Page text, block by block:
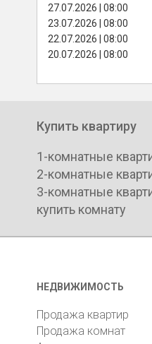
27.07.2026 | 08:00
23.07.2026 | 08:00
22.07.2026 | 08:00
20.07.2026 | 08:00
Купить квартиру
1-комнатные
2-комнатные
3-комнатные
купить комнату
НЕДВИЖИМОСТЬ
Продажа квартир
Продажа комнат